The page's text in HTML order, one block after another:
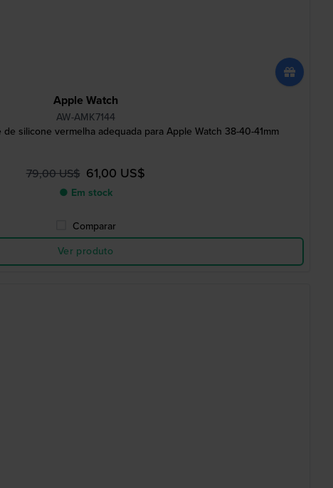
Apple Watch
AW-AMK7144
silicone vermelha adequada para Apple Watch 38-40-41mm
79,00 US$ 61,00 US$
● Em stock
Comparar
Ver produto